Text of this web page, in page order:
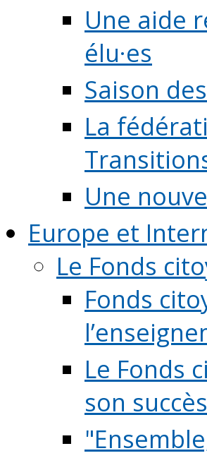
Une aide
élu·es
Saison
La
Une
Europe et
Le Fonds
Fonds
Le Fonds
son succès